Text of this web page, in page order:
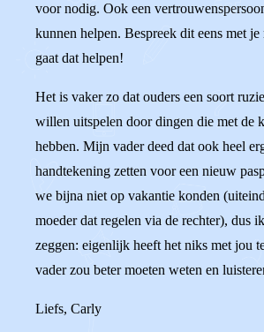
voor nodig. Ook een
kunnen helpen. Bespreek dit eens met
gaat dat helpen!
Het is vaker zo dat ouders een soort
willen uitspelen door dingen die met de
hebben. Mijn vader deed dat ook heel
handtekening zetten voor een nieuw
we bijna niet op vakantie konden
moeder dat regelen via de rechter), dus
zeggen: eigenlijk heeft het niks met jou
vader zou beter moeten weten en
Liefs, Carly